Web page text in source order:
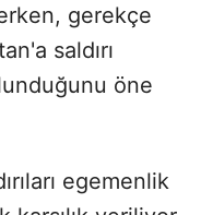
gerekçe
saldırı
öne
egemenlik